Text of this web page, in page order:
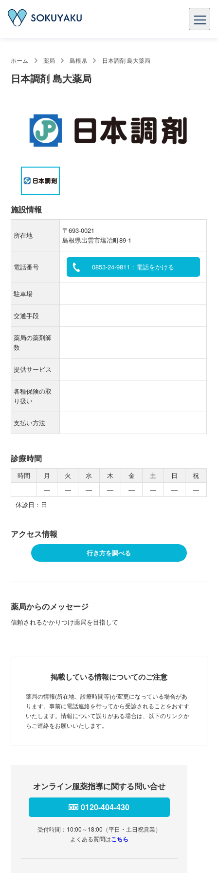
ホーム 薬局 島根県 日本調剤 島大薬局
日本調剤 島大薬局
施設情報
所在地
〒693-0021
島根県出雲市塩冶町89-1
電話番号 0853-24-9811：電話をかける
駐車場
交通手段
薬局の薬剤師
数
提供サービス
各種保険の取
り扱い
支払い方法
診療時間
時間 月 火 水 木 金 土 日
祝
―
― ― ― ― ― ―
―
休診日：日
アクセス情報
行き方を調べる
薬局からのメッセージ
信頼されるかかりつけ薬局を目指して
掲載している情報についてのご注意
薬局の情報(所在地、診療時間等)が変更になっている場合があ
ります。事前に電話連絡を行ってから受診されることをおすす
いたします。情報について誤りがある場合は、以下のリンクか
らご連絡をお願いいたします。
オンライン服薬指導に関する問い合せ
0120-404-430
受付時間：10:00～18:00（平日・土日祝営業）
よくある質問はこちら